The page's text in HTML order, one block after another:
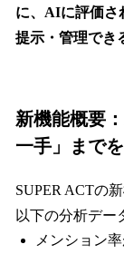
に、AIに評価さ
提示・管理でき
新機能概要
一手」まで
SUPER ACTの
以下の分析デー
メンション